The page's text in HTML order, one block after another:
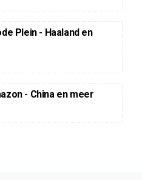
Plein - Haaland en
- China en meer